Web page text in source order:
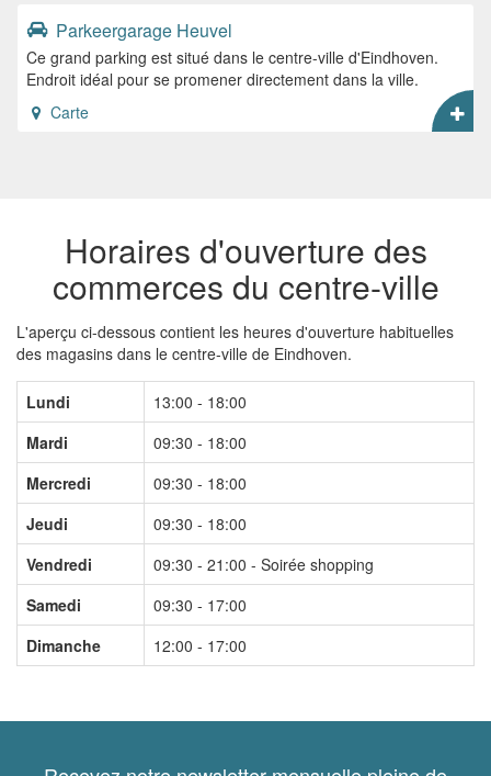
Parkeergarage Heuvel
Ce grand parking est situé dans le centre-ville d'Eindhoven.
Endroit idéal pour se promener directement dans la ville.
Carte
Horaires d'ouverture des
commerces du centre-ville
L'aperçu ci-dessous contient les heures d'ouverture habituelles
des magasins dans le centre-ville de Eindhoven.
Lundi
13:00 - 18:00
Mardi
09:30 - 18:00
Mercredi
09:30 - 18:00
Jeudi
09:30 - 18:00
Vendredi
09:30 - 21:00 - Soirée shopping
Samedi
09:30 - 17:00
Dimanche
12:00 - 17:00